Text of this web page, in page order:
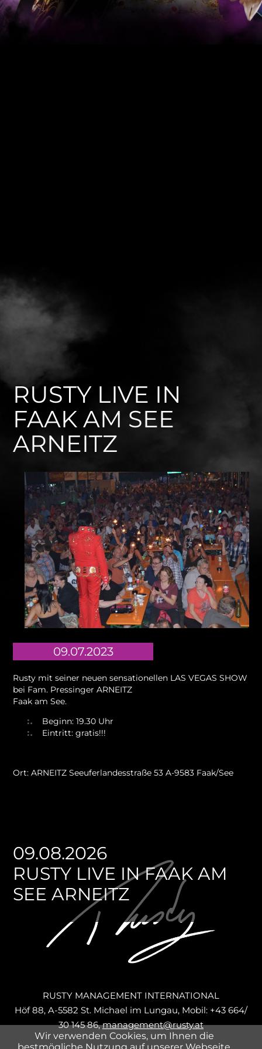
09.08.2026
RUSTY LIVE IN FAAK AM
SEE ARNEITZ
RUSTY LIVE IN
FAAK AM SEE
ARNEITZ
09.07.2023
Rusty mit seiner neuen sensationellen LAS VEGAS SHOW
bei Fam. Pressinger ARNEITZ
Faak am See.
Beginn: 19.30 Uhr
Eintritt: gratis!!!
Ort: ARNEITZ Seeuferlandesstraße 53 A-9583 Faak/See
RUSTY MANAGEMENT INTERNATIONAL
Höf 88, A-5582 St. Michael im Lungau, Mobil: +43 664/
30 145 86,management@rusty.at
Navigation
Wir verwenden Cookies, um Ihnen die